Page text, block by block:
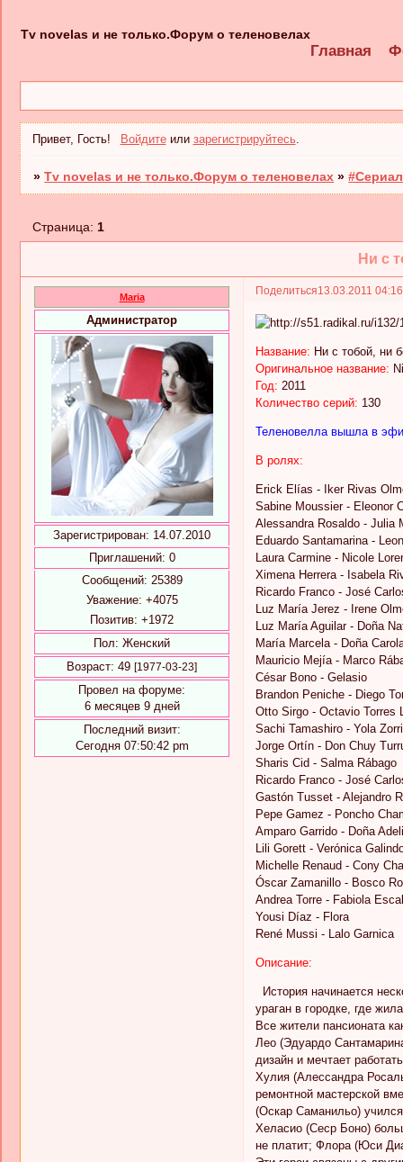
Tv novelas и не только.Форум о теленовелах
Главная
Привет, Гость! Войдитеили зарегистрируйтесь.
»Tv novelas и не только.Форум о теленовелах »
Ни с
Страница:1
Поделиться13.03.2011
Maria
Администратор
Зарегистрирован: 14.07.2010
Приглашений: 0
Сообщений: 25389
Уважение: +4075
Позитив: +1972
Пол: Женский
Возраст: 49 [1977-03-23]
Провел на форуме:
6 месяцев 9 дней
Последний визит:
Сегодня 07:50:42 pm
Название: Ни с тобой, ни
Оригинальное название:
Год: 2011
Количество серий: 130
Теленовелла вышла в
В ролях:
Erick Elías - Iker Rivas
Sabine Moussier - Eleonor
Alessandra Rosaldo - Julia
Eduardo Santamarina -
Laura Carmine - Nicole
Ximena Herrera - Isabela
Ricardo Franco - José
Luz María Jerez - Irene
Luz María Aguilar - Doña
María Marcela - Doña
Mauricio Mejía - Marco
César Bono - Gelasio
Brandon Peniche - Diego
Otto Sirgo - Octavio Torres
Sachi Tamashiro - Yola
Jorge Ortín - Don Chuy
Sharis Cid - Salma Rábago
Ricardo Franco - José
Gastón Tusset - Alejandro
Pepe Gamez - Poncho
Amparo Garrido - Doña
Lili Gorett - Verónica
Michelle Renaud - Cony
Óscar Zamanillo - Bosco
Andrea Torre - Fabiola
Yousi Díaz - Flora
René Mussi - Lalo Garnica
Описание:
История начинается
ураган в городке, где
Все жители пансионата
Лео (Эдуардо
дизайн и мечтает
Хулия (Алессандра
ремонтной мастерской
(Оскар Саманильо)
Хеласио (Сеср Боно)
не платит; Флора (Юси